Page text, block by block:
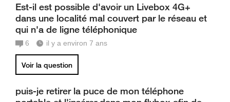
Est-il est possible d'avoir un Livebox 4G+
dans une localité mal couvert par le réseau et
qui n'a de ligne téléphonique
6 il y a environ 7 ans
Voir la question
puis-je retirer la puce de mon téléphone